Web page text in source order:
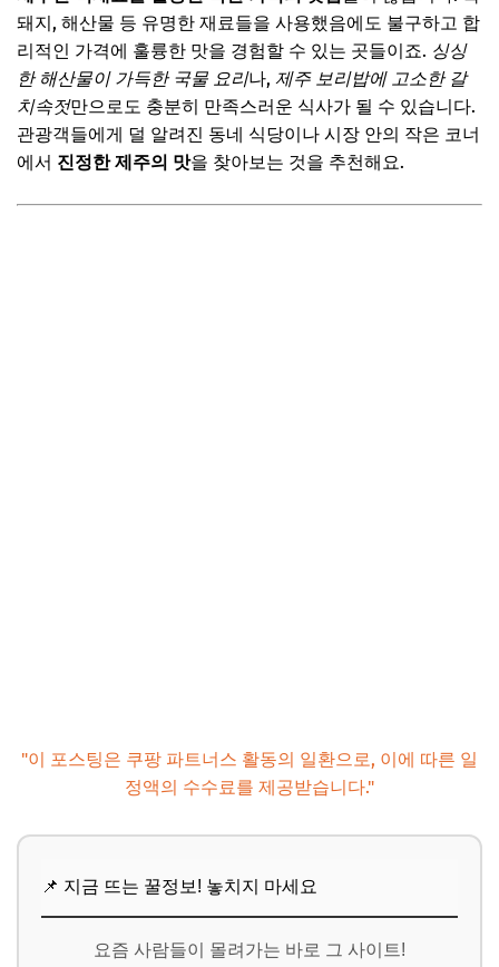
돼지, 해산물 등 유명한 재료들을 사용했음에도 불구하고 합
리적인 가격에 훌륭한 맛을 경험할 수 있는 곳들이죠. 싱싱
한 해산물이 가득한 국물 요리나, 제주 보리밥에 고소한 갈
치속젓만으로도 충분히 만족스러운 식사가 될 수 있습니다.
관광객들에게 덜 알려진 동네 식당이나 시장 안의 작은 코너
에서 진정한 제주의 맛을 찾아보는 것을 추천해요.
"이 포스팅은 쿠팡 파트너스 활동의 일환으로, 이에 따른 일
정액의 수수료를 제공받습니다."
📌 지금 뜨는 꿀정보! 놓치지 마세요
요즘 사람들이 몰려가는 바로 그 사이트!